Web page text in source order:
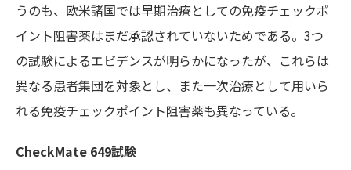
うのも、欧米諸国では早期治療としての免疫チェックポ
イント阻害薬はまだ承認されていないためである。3つ
の試験によるエビデンスが明らかになったが、これらは
異なる患者集団を対象とし、また一次治療として用いら
れる免疫チェックポイント阻害薬も異なっている。
CheckMate 649試験